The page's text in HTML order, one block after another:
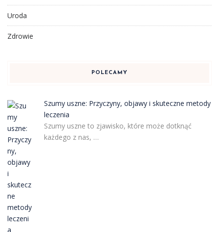
Uroda
Zdrowie
POLECAMY
Szumy uszne: Przyczyny, objawy i skuteczne metody
leczenia
Szumy uszne to zjawisko, które może dotknąć
każdego z nas, …